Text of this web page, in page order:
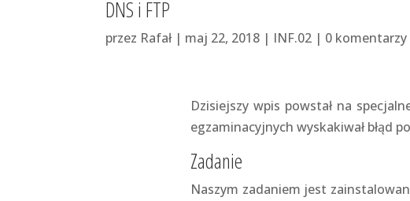
DNS i FTP
przez Rafał| maj 22, 2018 | INF.02 | 0 komentarzy
Dzisiejszy wpis powstał na
egzaminacyjnych wyskakiwał błąd
Zadanie
Naszym zadaniem jest